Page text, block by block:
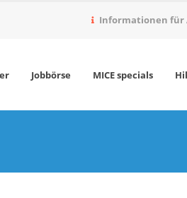
Informationen für
Jobbörse MICE specials